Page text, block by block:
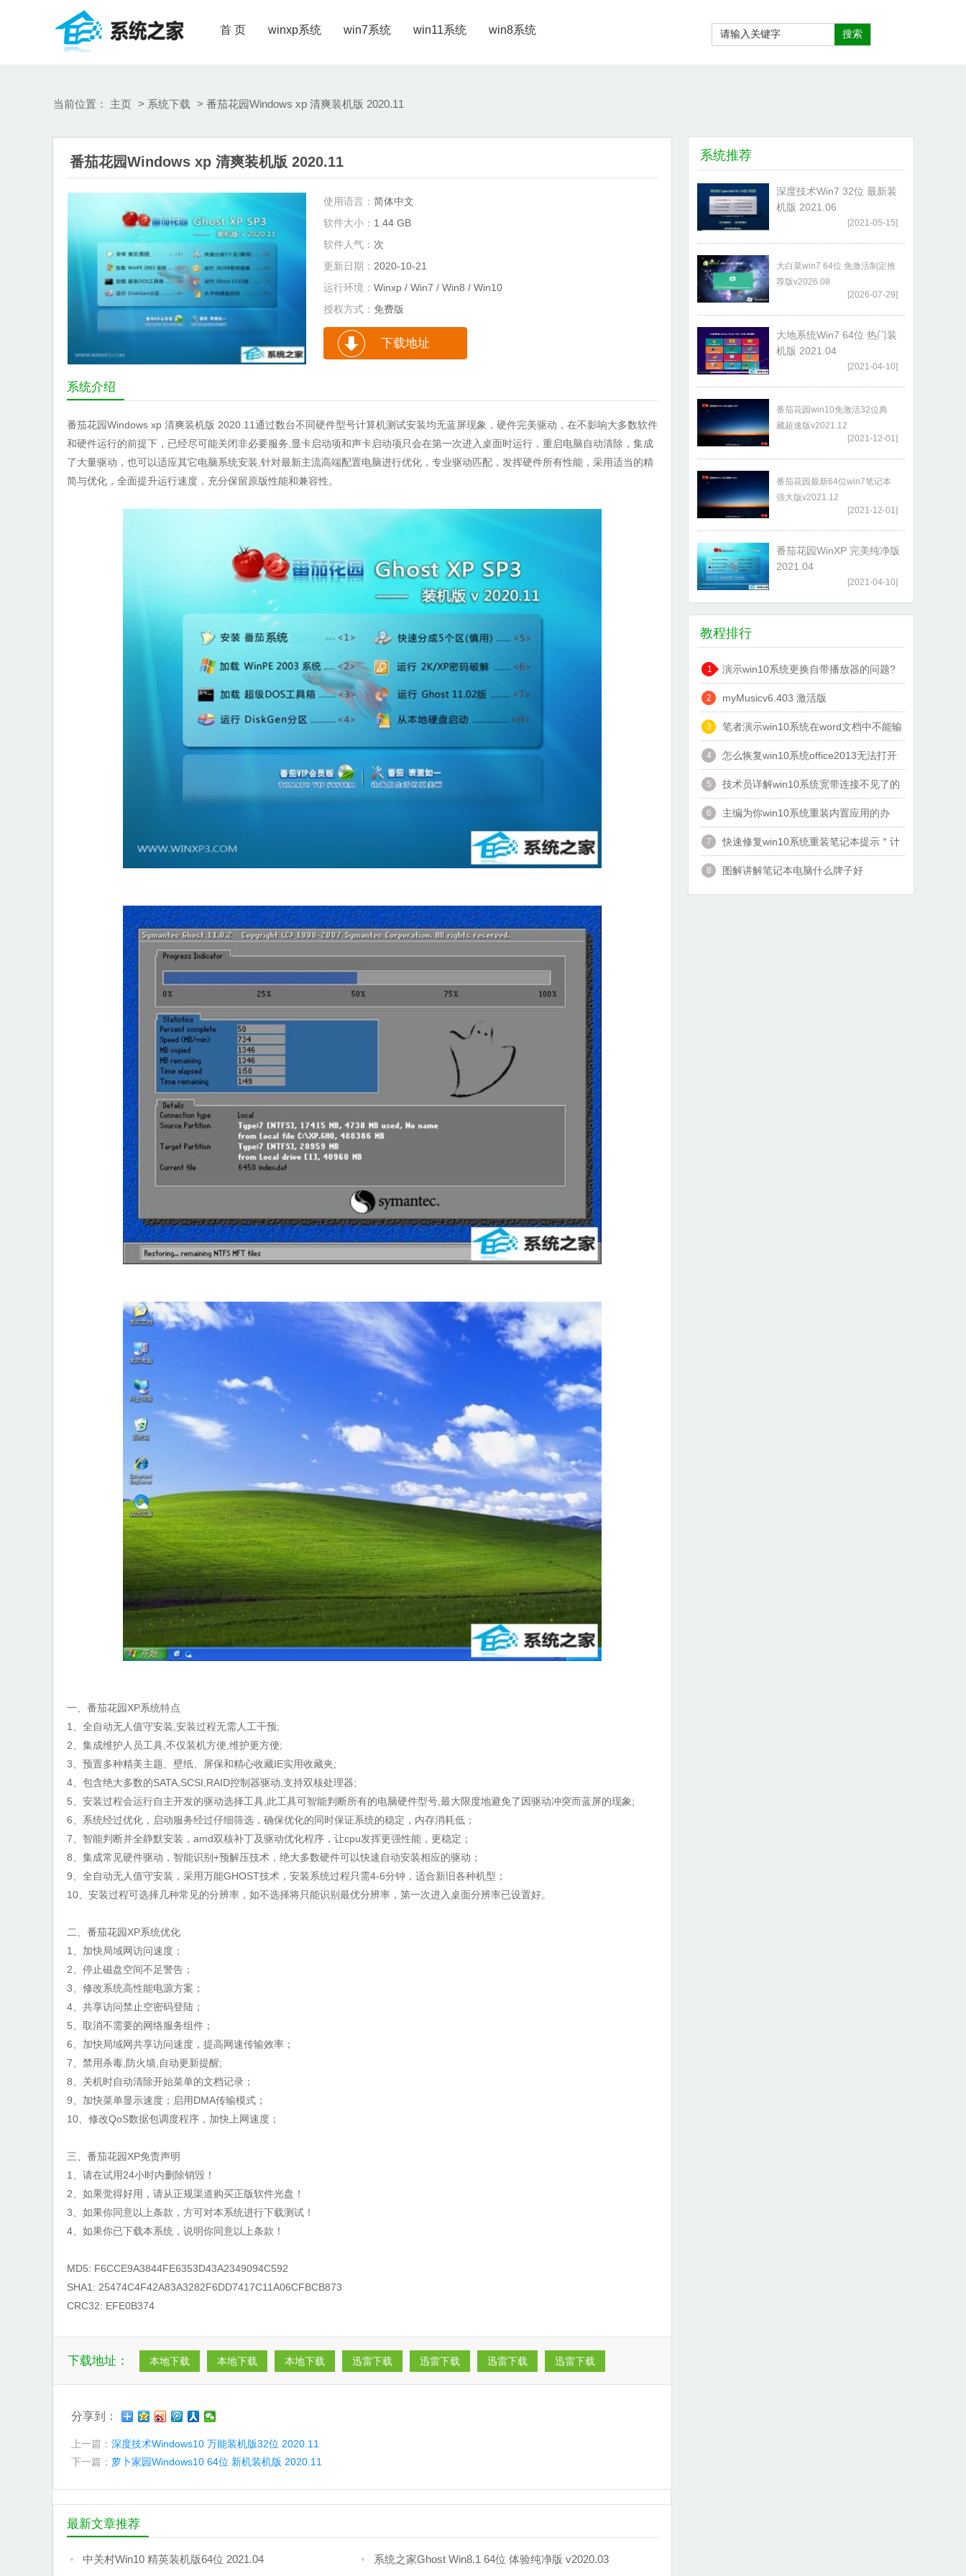
首 页 winxp系统 win7系统 win11系统 win8系统
当前位置： 主页 > 系统下载 > 番茄花园Windows xp 清爽装机版 2020.11
番茄花园Windows xp 清爽装机版 2020.11
使用语言： 简体中文
软件大小： 1.44 GB
软件人气： 次
更新日期： 2020-10-21
运行环境： Winxp / Win7 / Win8 / Win10
授权方式： 免费版
下载地址
系统介绍
番茄花园Windows xp 清爽装机版 2020.11通过数台不同硬件型号计算机测试安装均无蓝屏现象，硬件完美驱动，在不影响大多数软件
和硬件运行的前提下，已经尽可能关闭非必要服务,显卡启动项和声卡启动项只会在第一次进入桌面时运行，重启电脑自动清除，集成
了大量驱动，也可以适应其它电脑系统安装,针对最新主流高端配置电脑进行优化，专业驱动匹配，发挥硬件所有性能，采用适当的精
简与优化，全面提升运行速度，充分保留原版性能和兼容性。
一、番茄花园XP系统特点
1、全自动无人值守安装,安装过程无需人工干预;
2、集成维护人员工具,不仅装机方便,维护更方便;
3、预置多种精美主题、壁纸、屏保和精心收藏IE实用收藏夹;
4、包含绝大多数的SATA,SCSI,RAID控制器驱动,支持双核处理器;
5、安装过程会运行自主开发的驱动选择工具,此工具可智能判断所有的电脑硬件型号,最大限度地避免了因驱动冲突而蓝屏的现象;
6、系统经过优化，启动服务经过仔细筛选，确保优化的同时保证系统的稳定，内存消耗低；
7、智能判断并全静默安装，amd双核补丁及驱动优化程序，让cpu发挥更强性能，更稳定；
8、集成常见硬件驱动，智能识别+预解压技术，绝大多数硬件可以快速自动安装相应的驱动；
9、全自动无人值守安装，采用万能GHOST技术，安装系统过程只需4-6分钟，适合新旧各种机型；
10、安装过程可选择几种常见的分辨率，如不选择将只能识别最优分辨率，第一次进入桌面分辨率已设置好。
二、番茄花园XP系统优化
1、加快局域网访问速度；
2、停止磁盘空间不足警告；
3、修改系统高性能电源方案；
4、共享访问禁止空密码登陆；
5、取消不需要的网络服务组件；
6、加快局域网共享访问速度，提高网速传输效率；
7、禁用杀毒,防火墙,自动更新提醒;
8、关机时自动清除开始菜单的文档记录；
9、加快菜单显示速度；启用DMA传输模式；
10、修改QoS数据包调度程序，加快上网速度；
三、番茄花园XP免责声明
1、请在试用24小时内删除销毁！
2、如果觉得好用，请从正规渠道购买正版软件光盘！
3、如果你同意以上条款，方可对本系统进行下载测试！
4、如果你已下载本系统，说明你同意以上条款！
MD5: F6CCE9A3844FE6353D43A2349094C592
SHA1: 25474C4F42A83A3282F6DD7417C11A06CFBCB873
CRC32: EFE0B374
下载地址： 本地下载 本地下载 本地下载 迅雷下载 迅雷下载 迅雷下载 迅雷下载
分享到：
上一篇： 深度技术Windows10 万能装机版32位 2020.11
下一篇： 萝卜家园Windows10 64位 新机装机版 2020.11
最新文章推荐
中关村Win10 精英装机版64位 2021.04 系统之家Ghost Win8.1 64位 体验纯净版 v2020.03
系统推荐
深度技术Win7 32位 最新装
机版 2021.06
[2021-05-15]
大白菜win7 64位 免激活制定推
荐版v2026.08
[2026-07-29]
大地系统Win7 64位 热门装
机版 2021.04
[2021-04-10]
番茄花园win10免激活32位典
藏超速版v2021.12
[2021-12-01]
番茄花园最新64位win7笔记本
强大版v2021.12
[2021-12-01]
番茄花园WinXP 完美纯净版
2021.04
[2021-04-10]
教程排行
演示win10系统更换自带播放器的问题?
1
myMusicv6.403 激活版
2
笔者演示win10系统在word文档中不能输
入汉字的办法?
3
怎么恢复win10系统office2013无法打开
文件的教程?
4
技术员详解win10系统宽带连接不见了的
办法?
5
主编为你win10系统重装内置应用的办
法?
6
快速修复win10系统重装笔记本提示＂计
算机意外的重新启动或遇到错误
7
图解讲解笔记本电脑什么牌子好
8